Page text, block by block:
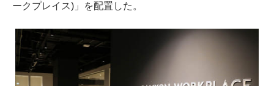
ークプレイス)」を配置した。